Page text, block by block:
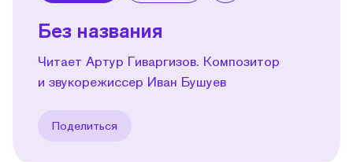
Без названия
Читает Артур Гиваргизов. Композитор
и звукорежиссер Иван Бушуев
Поделиться